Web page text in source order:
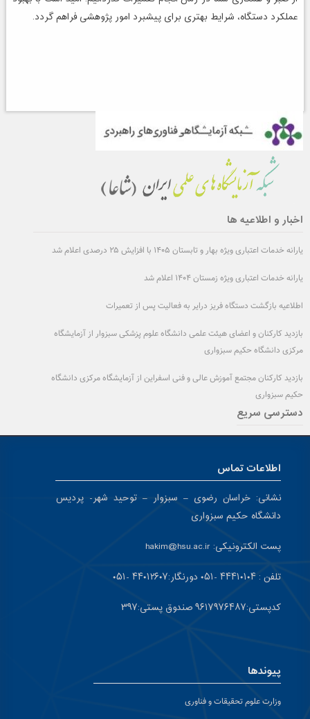
عملکرد دستگاه، شرایط بهتری برای پیشبرد امور پژوهشی فراهم گردد.
اخبار و اطلاعیه ها
یارانه خدمات اعتباری ویژه بهار و تابستان ۱۴۰۵ با افزایش ۲۵ درصدی اعلام شد
یارانه خدمات اعتباری ویژه زمستان ۱۴۰۴ اعلام شد
اطلاعیه بازگشت دستگاه فریز درایر به فعالیت پس از تعمیرات
بازدید کارکنان و اعضای هیئت علمی دانشگاه علوم پزشکی سبزوار از آزمایشگاه
مرکزی دانشگاه حکیم سبزواری
بازدید کارکنان مجتمع آموزش عالی و فنی اسفراین از آزمایشگاه مرکزی دانشگاه
حکیم سبزواری
دسترسی سریع
اطلاعات تماس
نشانی: خراسان رضوی – سبزوار – توحید شهر- پردیس
دانشگاه حکیم سبزواری
پست الکترونیکی: hakim@hsu.ac.ir
تلفن : ۴۴۴۱۰۱۰۴ -۰۵۱
دورنگار:۴۴۰۱۲۶۰۷ -۰۵۱
کدپستی:۹۶۱۷۹۷۶۴۸۷ صندوق پستی:۳۹۷
پیوندها
وزارت علوم تحقیقات و فناوری